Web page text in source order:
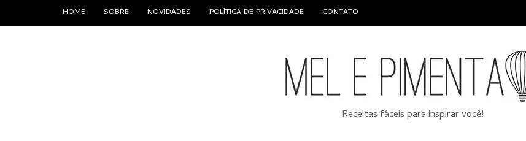
HOME SOBRE NOVIDADES POLÍTICA DE PRIVACIDADE CONTATO
Receitas fáceis para inspirar você!